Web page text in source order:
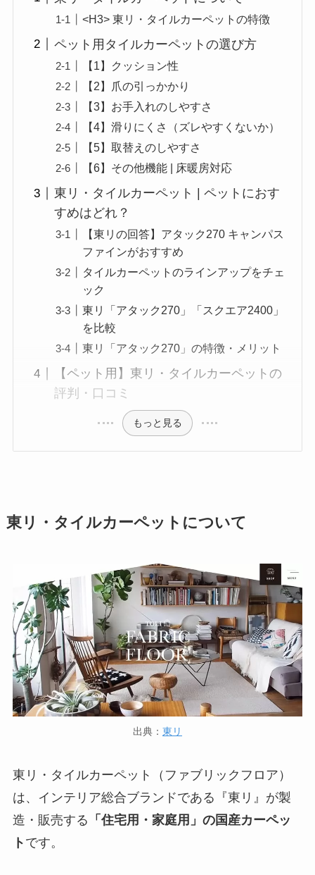
<H3> 東リ・タイルカーペットの特徴
ペット用タイルカーペットの選び方
【1】クッション性
【2】爪の引っかかり
【3】お手入れのしやすさ
【4】滑りにくさ（ズレやすくないか）
【5】取替えのしやすさ
【6】その他機能 | 床暖房対応
東リ・タイルカーペット | ペットにおす
すめはどれ？
【東リの回答】アタック270 キャンパス
ファインがおすすめ
タイルカーペットのラインアップをチェ
ック
東リ「アタック270」「スクエア2400」
を比較
東リ「アタック270」の特徴・メリット
【ペット用】東リ・タイルカーペットの
評判・口コミ
もっと見る
東リ・タイルカーペットについて
出典： 東リ
東リ・タイルカーペット（ファブリックフロア）
は、インテリア総合ブランドである『東リ』が製
造・販売する 「住宅用・家庭用」の国産カーペッ
ト です。